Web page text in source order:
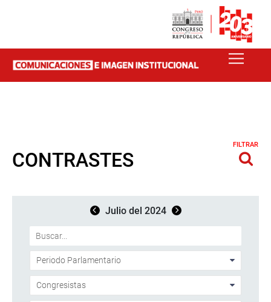
CONTRASTES
FILTRAR
Julio del 2024